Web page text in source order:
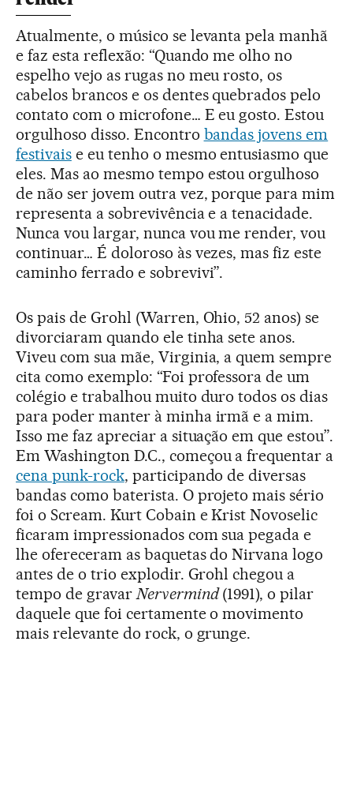
Atualmente, o músico se levanta pela manhã
e faz esta reflexão: “Quando me olho no
espelho vejo as rugas no meu rosto, os
cabelos brancos e os dentes quebrados pelo
contato com o microfone… E eu gosto. Estou
orgulhoso disso. Encontro bandas jovens em
festivaise eu tenho o mesmo entusiasmo que
eles. Mas ao mesmo tempo estou orgulhoso
de não ser jovem outra vez, porque para mim
representa a sobrevivência e a tenacidade.
Nunca vou largar, nunca vou me render, vou
continuar… É doloroso às vezes, mas fiz este
caminho ferrado e sobrevivi”.
Os pais de Grohl (Warren, Ohio, 52 anos) se
divorciaram quando ele tinha sete anos.
Viveu com sua mãe, Virginia, a quem sempre
cita como exemplo: “Foi professora de um
colégio e trabalhou muito duro todos os dias
para poder manter à minha irmã e a mim.
Isso me faz apreciar a situação em que estou”.
Em Washington D.C., começou a frequentar a
cena punk-rock, participando de diversas
bandas como baterista. O projeto mais sério
foi o Scream. Kurt Cobain e Krist Novoselic
ficaram impressionados com sua pegada e
lhe ofereceram as baquetas do Nirvana logo
antes de o trio explodir. Grohl chegou a
tempo de gravarNervermind(1991), o pilar
daquele que foi certamente o movimento
mais relevante do rock, o grunge.